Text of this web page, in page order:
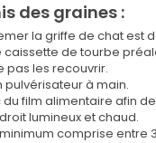
des graines :
la griffe de chat est
caissette de tourbe
pas les recouvrir.
à main.
film alimentaire afin
lumineux et chaud.
comprise entre